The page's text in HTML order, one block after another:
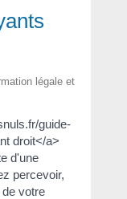
légale et
guide-
droit</a>
d'une
percevoir,
votre